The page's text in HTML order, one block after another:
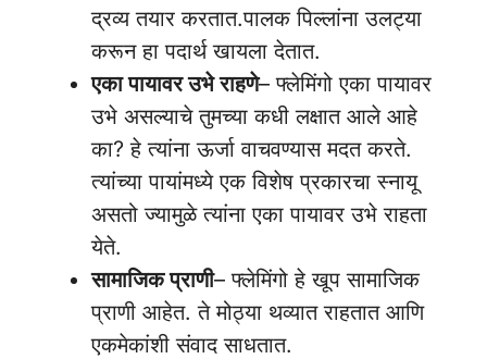
द्रव्य तयार करतात.पालक पिल्लांना उलट्या
करून हा पदार्थ खायला देतात.
एका पायावर उभे राहणे– फ्लेमिंगो एका पायावर
उभे असल्याचे तुमच्या कधी लक्षात आले आहे
का? हे त्यांना ऊर्जा वाचवण्यास मदत करते.
त्यांच्या पायांमध्ये एक विशेष प्रकारचा स्नायू
असतो ज्यामुळे त्यांना एका पायावर उभे राहता
येते.
सामाजिक प्राणी– फ्लेमिंगो हे खूप सामाजिक
प्राणी आहेत. ते मोठ्या थव्यात राहतात आणि
एकमेकांशी संवाद साधतात.